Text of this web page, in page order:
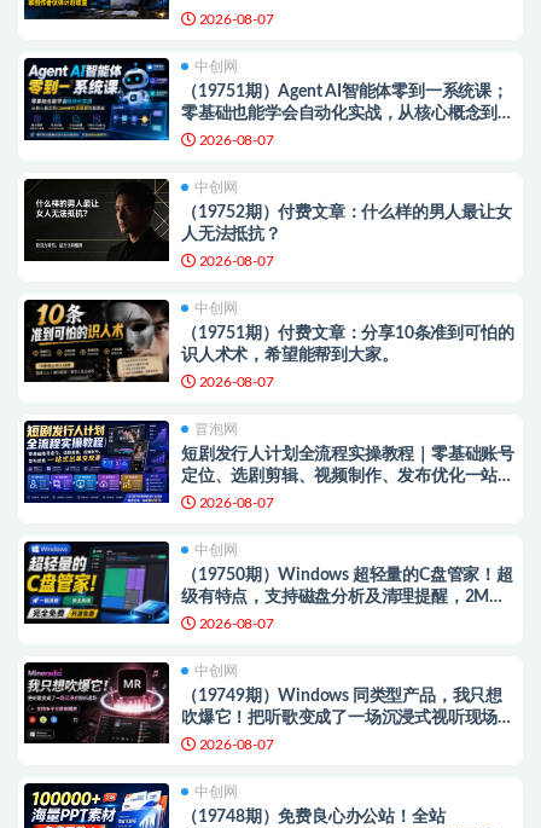
收益【文档】
2026-08-07
中创网
（19751期）Agent AI智能体零到一系统课；
零基础也能学会自动化实战，从核心概念到
Coze工作流搭建完整覆盖
2026-08-07
中创网
（19752期）付费文章：什么样的男人最让女
人无法抵抗？
2026-08-07
中创网
（19751期）付费文章：分享10条准到可怕的
识人术术，希望能帮到大家。
2026-08-07
冒泡网
短剧发行人计划全流程实操教程｜零基础账号
定位、选剧剪辑、视频制作、发布优化一站式
出单变现课​
2026-08-07
中创网
（19750期）Windows 超轻量的C盘管家！超
级有特点，支持磁盘分析及清理提醒，2M大
小体积，完全免费 C盘管家
2026-08-07
中创网
（19749期）Windows 同类型产品，我只想
吹爆它！把听歌变成了一场沉浸式视听现场，
支持多平台歌单播放 Mineradio
2026-08-07
中创网
（19748期）免费良心办公站！全站